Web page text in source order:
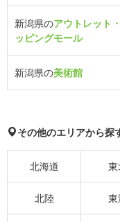
新潟県のアウトレット
ッピングモール
新潟県の美術館
その他のエリアから探
北海道
北陸